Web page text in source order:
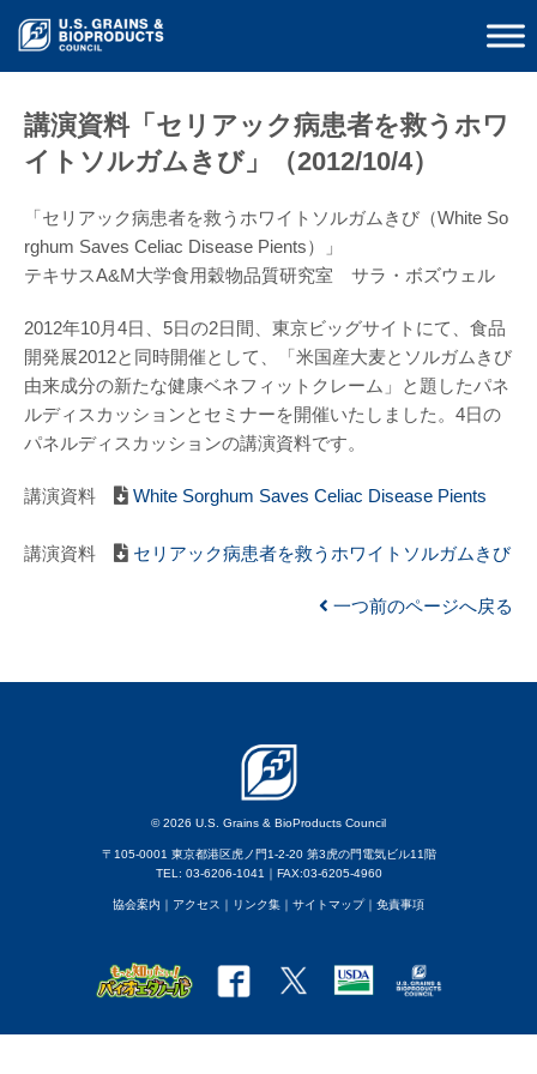
講演資料「セリアック病患者を救うホワ
イトソルガムきび」（2012/10/4）
「セリアック病患者を救うホワイトソルガムきび（White So
rghum Saves Celiac Disease Pients）」
テキサスA&M大学食用穀物品質研究室 サラ・ボズウェル
2012年10月4日、5日の2日間、東京ビッグサイトにて、食品
開発展2012と同時開催として、「米国産大麦とソルガムきび
由来成分の新たな健康ベネフィットクレーム」と題したパネ
ルディスカッションとセミナーを開催いたしました。4日の
パネルディスカッションの講演資料です。
講演資料 White Sorghum Saves Celiac Disease Pients
講演資料 セリアック病患者を救うホワイトソルガムきび
一つ前のページへ戻る
© 2026 U.S. Grains & BioProducts Council
〒105-0001 東京都港区虎ノ門1-2-20 第3虎の門電気ビル11階
TEL: 03-6206-1041｜FAX:03-6205-4960
協会案内 ｜アクセス ｜ リンク集 ｜ サイトマップ｜ 免責事項